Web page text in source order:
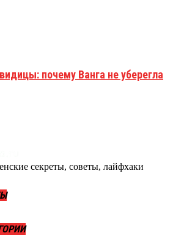
почему Ванга не уберегла
секреты, советы, лайфхаки